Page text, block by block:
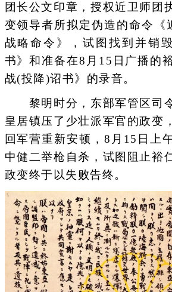
团长公文印章，授权近卫师团
变领导者所拟定伪造的命令《
战略命令》，试图找到并销
书》和准备在8月15日广播的
战(投降)诏书》的录音。
黎明时分，东部军管区司
皇居镇压了少壮派军官的政变
回军营重新安顿，8月15日上
中健二举枪自杀，试图阻止裕
政变终于以失败告终。